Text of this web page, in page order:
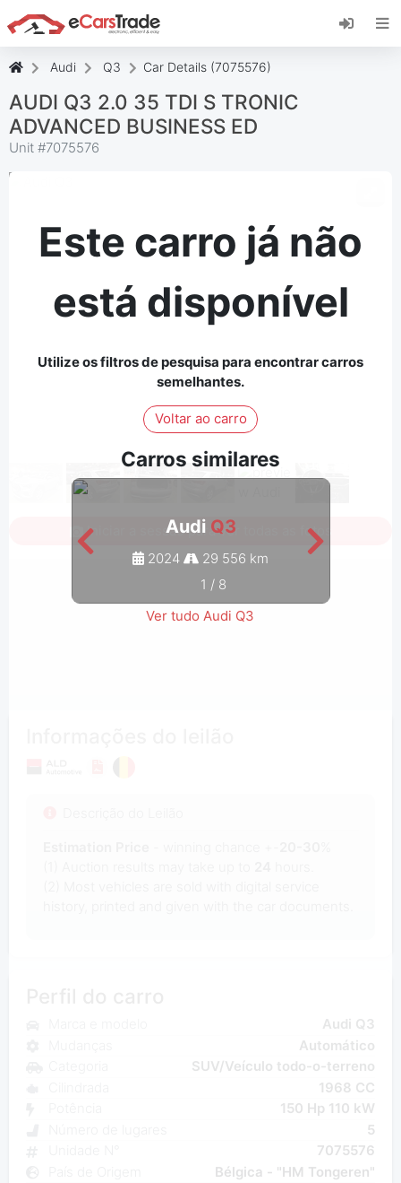
Instale a aplicação web eCarsTrade, adicione-a
ao seu ecrã inicial e receba atualizações
Audi Q3 Car Details (7075576)
AUDI Q3 2.0 35 TDI S TRONIC
ADVANCED BUSINESS ED
Unit #7075576
Este carro já não
está disponível
Utilize os filtros de pesquisa para encontrar carros
semelhantes.
Voltar ao carro
Carros similares
Audi Q3
2024
29 556 km
1 / 8
Ver tudo Audi Q3
Iniciar a sessão para ver todas as fotos
Audi Q3
Automático
SUV/Veículo todo-o-terreno
1968 CC
150 Hp 110 kW
5
7075576
Bélgica - "HM Tongeren"